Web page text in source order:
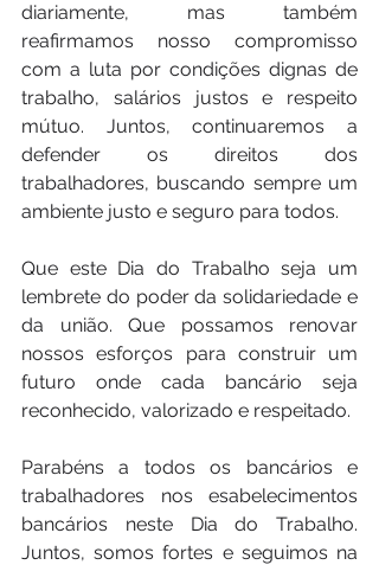
diariamente, mas também
reafirmamos nosso compromisso
com a luta por condições dignas de
trabalho, salários justos e respeito
mútuo. Juntos, continuaremos a
defender os direitos dos
trabalhadores, buscando sempre um
ambiente justo e seguro para todos.
Que este Dia do Trabalho seja um
lembrete do poder da solidariedade e
da união. Que possamos renovar
nossos esforços para construir um
futuro onde cada bancário seja
reconhecido, valorizado e respeitado.
Parabéns a todos os bancários e
trabalhadores nos esabelecimentos
bancários neste Dia do Trabalho.
Juntos, somos fortes e seguimos na